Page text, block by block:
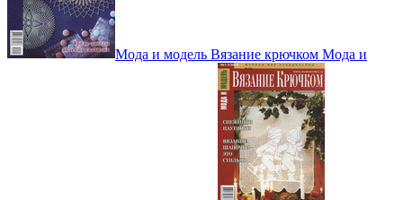
Мода и модель Вязание крючком Мода и